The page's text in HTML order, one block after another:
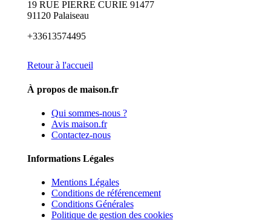
19 RUE PIERRE CURIE 91477
91120 Palaiseau
+33613574495
Retour à l'accueil
À propos de maison.fr
Qui sommes-nous ?
Avis maison.fr
Contactez-nous
Informations Légales
Mentions Légales
Conditions de référencement
Conditions Générales
Politique de gestion des cookies